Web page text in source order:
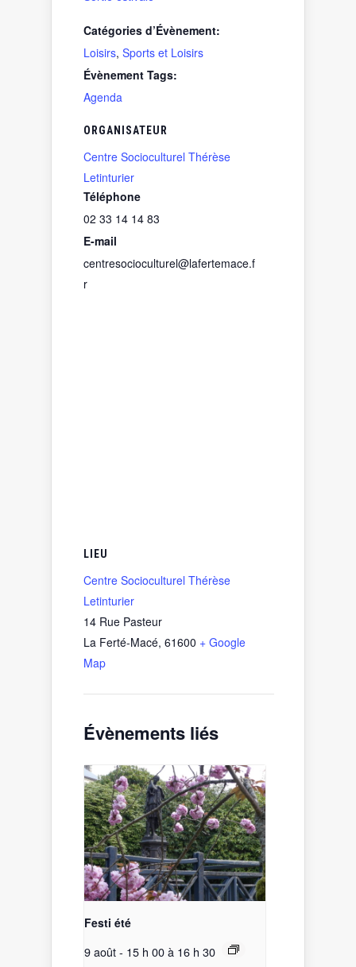
Catégories d’Évènement:
Loisirs, Sports et Loisirs
Évènement Tags:
Agenda
ORGANISATEUR
Centre Socioculturel Thérèse
Letinturier
Téléphone
02 33 14 14 83
E-mail
centresocioculturel@lafertemace.f
r
LIEU
Centre Socioculturel Thérèse
Letinturier
14 Rue Pasteur
La Ferté-Macé, 61600 + Google
Map
Évènements liés
Festi été
9 août - 15 h 00à 16 h 30